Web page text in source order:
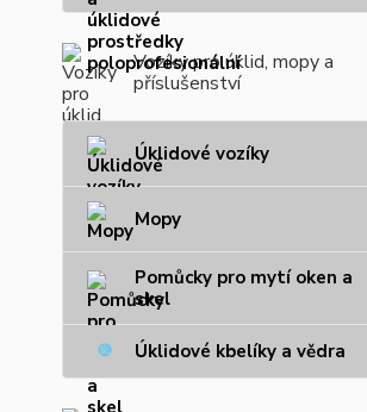
Vozíky pro úklid, mopy a
příslušenství
Úklidové vozíky
Mopy
Pomůcky pro mytí oken a
skel
Úklidové kbelíky a vědra